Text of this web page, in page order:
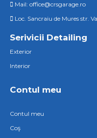
Mail: office@crsgarage.ro
Loc. Sancraiu de Mures str.
Serivicii Detailing
Exterior
Interior
Contul meu
Contul meu
Coş